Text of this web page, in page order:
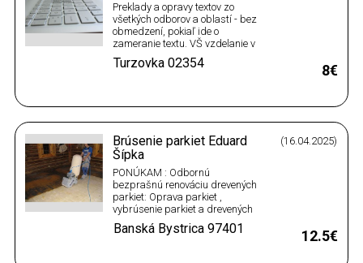
Preklady a opravy textov zo
všetkých odborov a oblastí - bez
obmedzení, pokiaľ ide o
zameranie textu. VŠ vzdelanie v
odbore angl. jazyk + úspešná
prax v oblasti prekladov a
angličtiny v rámci celej SR pre
8€
Turzovka 02354
Brúsenie parkiet Eduard
Šípka
(16.04.2025)
PONÚKAM : Odbornú
bezprašnú renováciu drevených
parkiet: Oprava parkiet ,
vybrúsenie parkiet a drevených
podláh , vytmelenie parkiet
Širokú možnosť povrchovej
12.5€
Banská Bystrica 97401